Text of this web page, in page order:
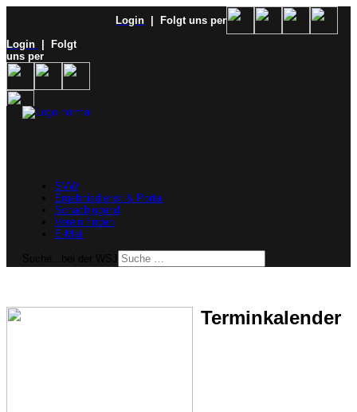
Login
| Folgt uns per
Login
| Folgt
uns per
SVW
Ergebnisdienst & Portal
Schachjugend
Verein finden
E-Mail
Terminkalender